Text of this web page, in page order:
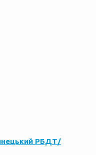
РБДТ/